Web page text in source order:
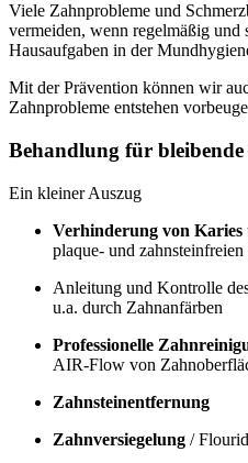
Viele Zahnprobleme und
vermeiden, wenn regelmäßig und
Hausaufgaben in der
Mit der Prävention können wir
Zahnprobleme entstehen
Behandlung für
Ein kleiner Auszug
Verhinderung von Karies
plaque- und
Anleitung und Kontrolle
u.a. durch Zahnanfärben
Professionelle
AIR-Flow von
Zahnsteinentfernung
Zahnversiegelung /